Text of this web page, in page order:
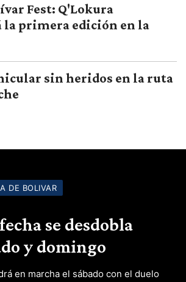
Fest: Q'Lokura
la primera edición en la
sin heridos en la ruta
DE BOLIVAR
se desdobla
y domingo
en marcha el sábado con el duelo